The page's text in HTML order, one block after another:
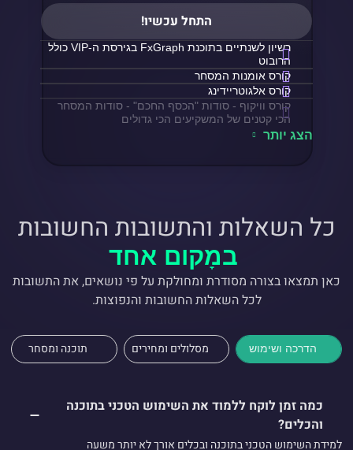
התחל עכשיו!
רשיון לשנתיים בתוכנת FxGraph בגירסת ה-VIP כולל
הרובוט
קורס אומנות המסחר
קורס אלגוטריידינג
קורס וויקוף - סודות "הכסף החכם" - סודות המסחר
הכי קטנים של המשקיעים הכי גדולים
הצג יותר
כל השאלות והתשובות החשובות
במָקום אחד
כאן תמצאו בצורה מסודרת ומחולקת על פי נושאים, את התשובות
לכל השאלות החשובות והנפוצות.
הדרכה ושימוש מסלולים ומחירים תוכנה ומסחר
כמה זמן לוקח ללמוד את השימוש הטכני בתוכנה
והכלים?
למידת השימוש הטכני בתוכנה ובכלים אורך לא יותר משעה